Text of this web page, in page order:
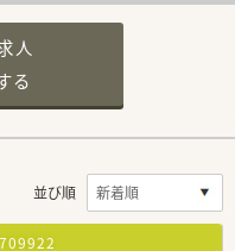
人
る
並び順
709922